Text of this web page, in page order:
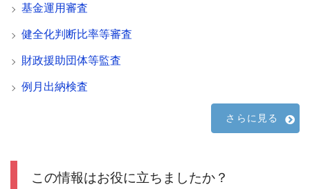
基金運用審査
健全化判断比率等審査
財政援助団体等監査
例月出納検査
さらに見る
この情報はお役に立ちましたか？